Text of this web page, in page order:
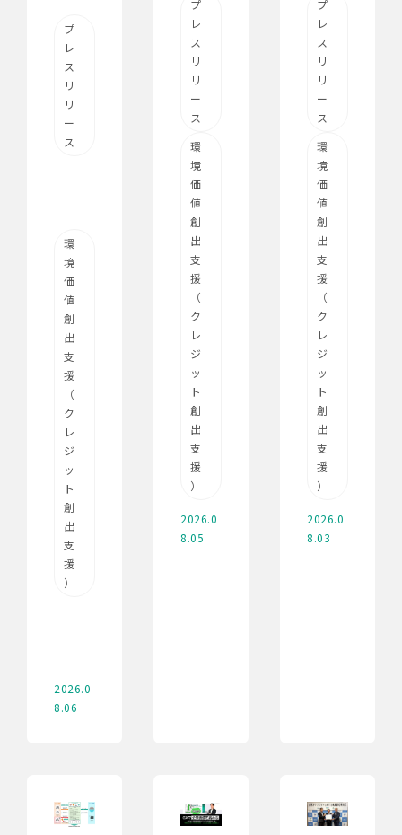
プ
レ
ス
リ
リ
ー
ス
環
境
価
値
創
出
支
援
（
ク
レ
ジ
ッ
ト
創
出
支
援
）
2026.0
8.06
プ
レ
ス
リ
リ
ー
ス
環
境
価
値
創
出
支
援
（
ク
レ
ジ
ッ
ト
創
出
支
援
）
2026.0
8.05
プ
レ
ス
リ
リ
ー
ス
環
境
価
値
創
出
支
援
（
ク
レ
ジ
ッ
ト
創
出
支
援
）
2026.0
8.03